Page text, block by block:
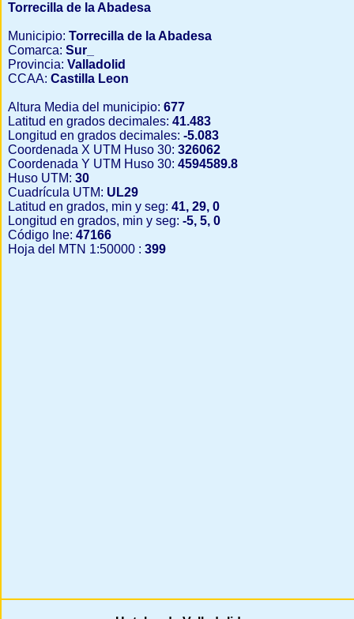
Torrecilla de la Abadesa
Municipio: Torrecilla de la Abadesa
Comarca: Sur_
Provincia: Valladolid
CCAA: Castilla Leon
Altura Media del municipio: 677
Latitud en grados decimales: 41.483
Longitud en grados decimales: -5.083
Coordenada X UTM Huso 30: 326062
Coordenada Y UTM Huso 30: 4594589.8
Huso UTM: 30
Cuadrícula UTM: UL29
Latitud en grados, min y seg: 41, 29, 0
Longitud en grados, min y seg: -5, 5, 0
Código Ine: 47166
Hoja del MTN 1:50000 : 399